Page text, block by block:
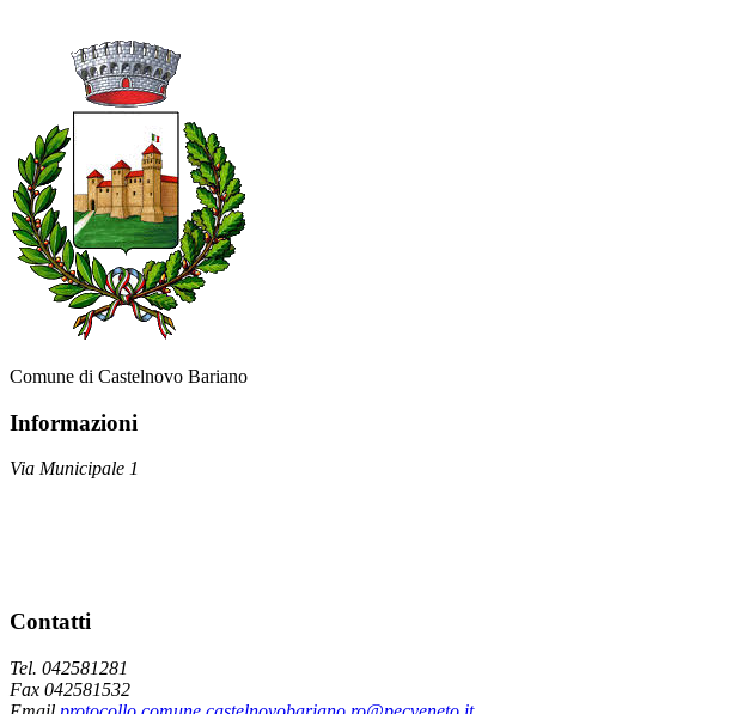
Comune di Castelnovo Bariano
Informazioni
Via Municipale 1
Contatti
Tel. 042581281
Fax 042581532